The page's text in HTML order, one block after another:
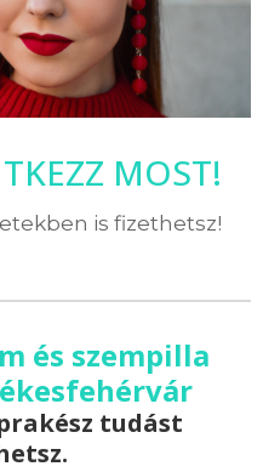
MOST!
is fizethetsz!
és szempilla
tudást